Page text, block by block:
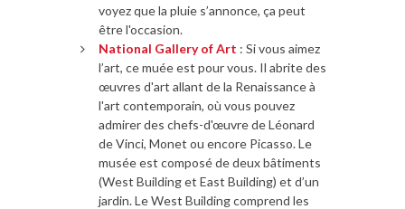
voyez que la pluie s’annonce, ça peut
être l'occasion.
National Gallery of Art : Si vous aimez
l’art, ce muée est pour vous. Il abrite des
œuvres d'art allant de la Renaissance à
l'art contemporain, où vous pouvez
admirer des chefs-d'œuvre de Léonard
de Vinci, Monet ou encore Picasso. Le
musée est composé de deux bâtiments
(West Building et East Building) et d’un
jardin. Le West Building comprend les